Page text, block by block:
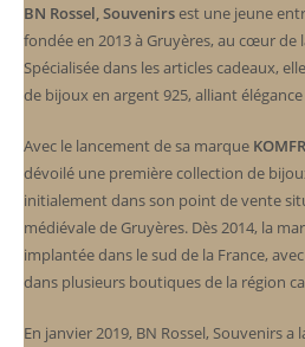
BN Rossel, Souvenirsest une jeune
fondée en 2013 à Gruyères, au cœur de
Spécialisée dans les articles cadeaux,
de bijoux en argent 925, alliant
Avec le lancement de sa marque
dévoilé une première collection de
initialement dans son point de vente
médiévale de Gruyères. Dès 2014, la
implantée dans le sud de la France,
dans plusieurs boutiques de la région
En janvier 2019, BN Rossel, Souvenirs a